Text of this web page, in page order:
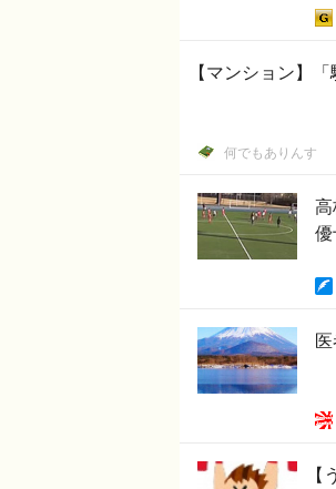
【マンション】
何でもありんす